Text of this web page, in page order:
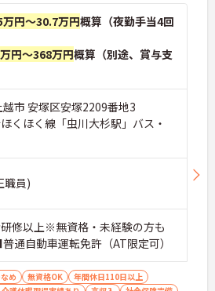
万円～30.7万円概算（夜勤手当4回
円～368万円概算（別途、賞与支
市 安塚区安塚2209番地3
くほく線「虫川大杉駅」バス・
職員)
修以上※無資格・未経験の方も
通自動車運転免許（AT限定可）
め 無資格OK
年間休日110日以上